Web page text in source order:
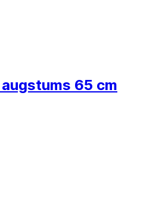
65 cm